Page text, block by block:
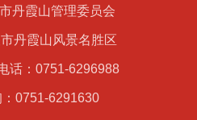
丹霞山管理委员会
丹霞山风景名胜区
话：0751-6296988
0751-6291630